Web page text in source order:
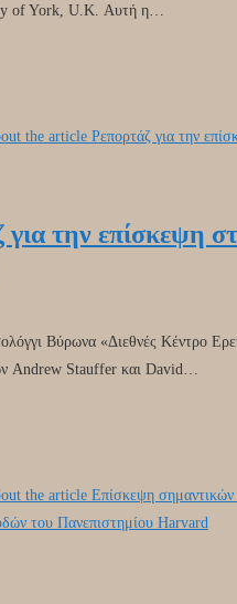
of York, U.K. Αυτή η…
για την επίσκεψη
Βύρωνα «Διεθνές Κέντρο
Andrew Stauffer και David…